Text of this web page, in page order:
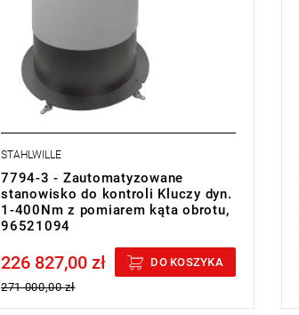
STAHLWILLE
7794-3 - Zautomatyzowane
stanowisko do kontroli Kluczy dyn.
1-400Nm z pomiarem kąta obrotu,
96521094
Price tax included
226 827,00 zł
271 000,00 zł
DO KOSZYKA